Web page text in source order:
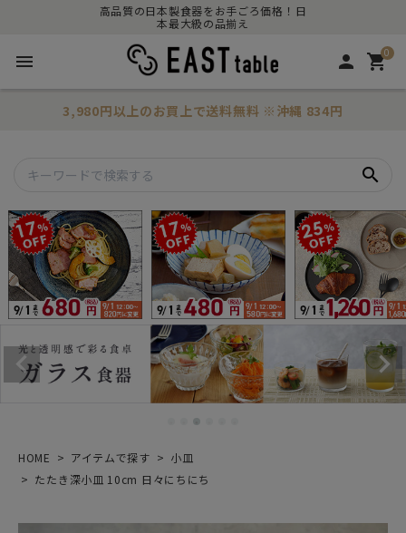
高品質の日本製食器をお手ごろ価格！日
本最大級の品揃え
menu person 0
shopping_cart
3,980円以上のお買上で送料無料 ※沖縄 834円
search
HOME アイテムで探す
小皿
たたき深小皿 10cm 日々にちにち